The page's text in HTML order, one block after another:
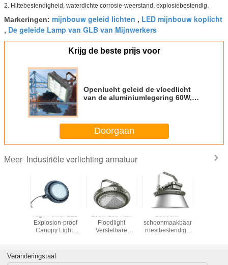
2. Hittebestendigheid, waterdichte corrosie-weerstand, explosiebestendig.
Markeringen: mijnbouw geleid lichten , LED mijnbouw koplicht
, De geleide Lamp van GLB van Mijnwerkers
Krijg de beste prijs voor
Openlucht geleid de vloedlicht
van de aluminiumlegering 60W,
Doorgaan
Meer Industriële verlichting armatuur
High Power LED
Explosion-proof
Canopy Lights
240W 280W, AC
220-240V
150w Led Atex
Floodlight
Verstelbare
10000lm
schoonmaakbaar
roestbestendige
in gevaarlijke
Veranderingstaal